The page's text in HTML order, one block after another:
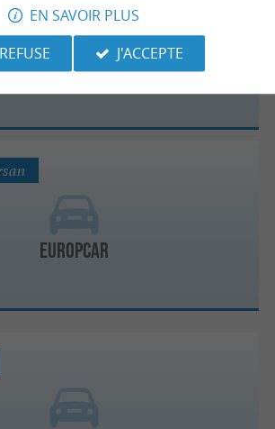
ADA
Europcar
EN SAVOIR PLUS
J'ACCEPTE